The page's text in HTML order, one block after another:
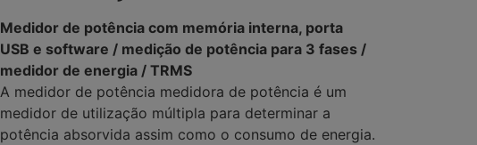
Medidor de potência com memória interna, porta
USB e software / medição de potência para 3 fases /
medidor de energia / TRMS
A medidor de potência medidora de potência é um
medidor de utilização múltipla para determinar a
potência absorvida assim como o consumo de energia.